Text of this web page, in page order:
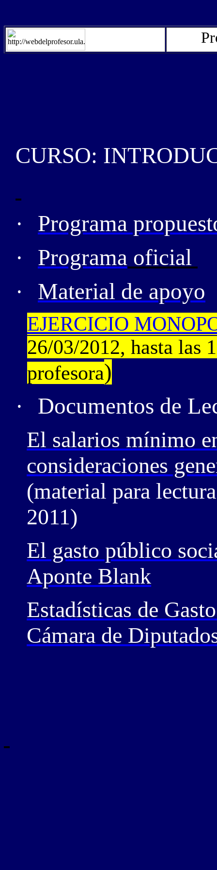
CURSO:
·
Programa
·
Programa oficial
·
Material de apoyo
EJERCICIO
26/03/2012, hasta las
profesora)
·
Documentos de
El salarios mínimo
consideraciones
(material para lectura
2011)
El gasto público
Aponte Blank
Estadísticas de
Cámara de